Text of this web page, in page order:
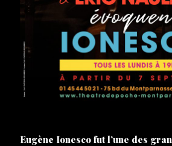
Eugène Ionesco fut l’une des